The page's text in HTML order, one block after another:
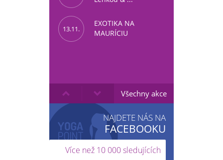
13.11.
EXOTIKA NA
MAURÍCIU
Všechny akce
NAJDETE NÁS NA
FACEBOOKU
Více než 10 000 sledujících